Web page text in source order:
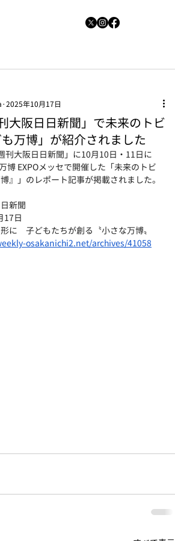
大阪日日新聞」で未来のトビ
万博」が紹介されました
2025年10月17日
刊大阪日日新聞」に10月10日・11日に
博 EXPOメッセで開催した「未来のトビ
』」のレポート記事が掲載されました。
新聞
17日
に　子どもたちが創る〝小さな万博〟
osakanichi2.net/archives/41058